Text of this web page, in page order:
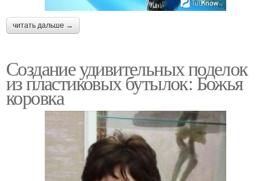
читать дальше →
Создание удивительных поделок
из пластиковых бутылок: Божья
коровка